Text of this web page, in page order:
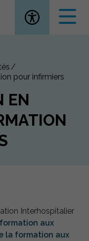
Ouvrir la
pour infirmiers
EN
Interhospitalier
aux
la formation aux